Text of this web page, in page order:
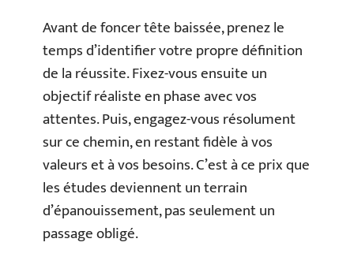
Avant de foncer tête baissée, prenez le
temps d’identifier votre propre définition
de la réussite. Fixez-vous ensuite un
objectif réaliste en phase avec vos
attentes. Puis, engagez-vous résolument
sur ce chemin, en restant fidèle à vos
valeurs et à vos besoins. C’est à ce prix que
les études deviennent un terrain
d’épanouissement, pas seulement un
passage obligé.